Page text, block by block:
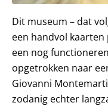
Dit museum – dat
een handvol
een nog
opgetrokken naar
Giovanni
zodanig echter